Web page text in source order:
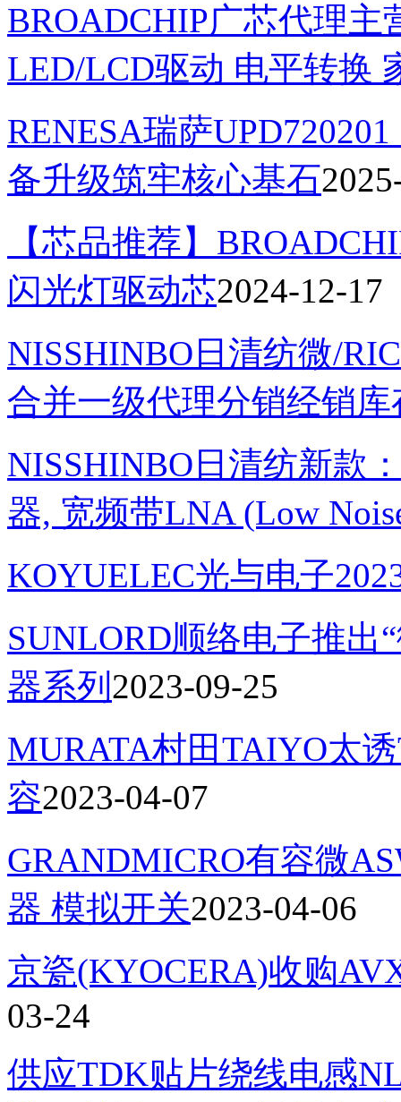
BROADCHIP广芯代理
LED/LCD驱动 电平转换
RENESA瑞萨
备升级筑牢核心基石
【芯品推荐】
闪光灯驱动芯2024-12-17
NISSHINBO日清纺微/
合并一级代理分销经销库
NISSHINBO日清纺新款
器, 宽频带LNA (Low
KOYUELEC光与电子
SUNLORD顺络电子推
器系列 2023-09-25
MURATA村田TAIYO太
容2023-04-07
GRANDMICRO有容微
器 模拟开关2023-04-06
京瓷(KYOCERA)收购
03-24
供应TDK贴片绕线电感